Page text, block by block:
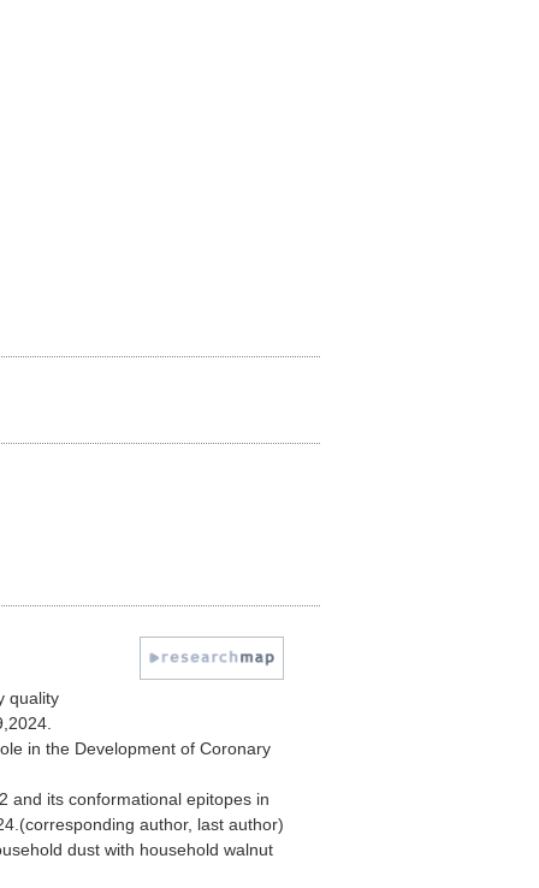
quality
in the Development of Coronary
and its conformational epitopes in
author, last author)
dust with household walnut